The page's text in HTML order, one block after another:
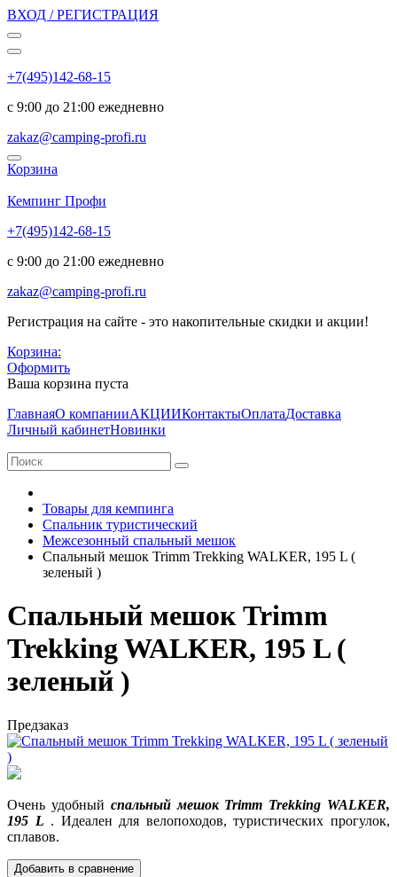
ВХОД / РЕГИСТРАЦИЯ
+7(495)142-68-15
с 9:00 до 21:00 ежедневно
zakaz@camping-profi.ru
Корзина
Кемпинг Профи
+7(495)142-68-15
с 9:00 до 21:00 ежедневно
zakaz@camping-profi.ru
Регистрация на сайте - это накопительные скидки и акции!
Корзина:
Оформить
Ваша корзина пуста
ГлавнаяО компанииАКЦИИКонтактыОплатаДоставка
Личный кабинетНовинки
Товары для кемпинга
Спальник туристический
Межсезонный спальный мешок
Спальный мешок Trimm Trekking WALKER, 195 L (
зеленый )
Спальный мешок Trimm
Trekking WALKER, 195 L (
зеленый )
Предзаказ
Очень удобный спальный мешок Trimm Trekking WALKER,
195 L . Идеален для велопоходов, туристических прогулок,
сплавов.
Добавить в сравнение